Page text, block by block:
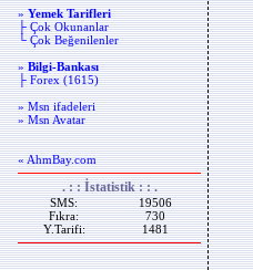
»Yemek Tarifleri
├ Çok Okunanlar
└ Çok Beğenilenler
»Bilgi-Bankası
├ Forex (1615)
» Msn ifadeleri
» Msn Avatar
« AhmBay.com
. : : İstatistik : : .
SMS:
19506
Fıkra:
730
Y.Tarifi:
1481